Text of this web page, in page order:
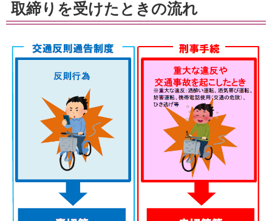
取締りを受けたときの流れ